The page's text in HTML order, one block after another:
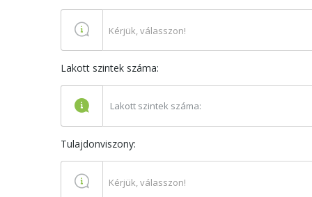
Kérjük, válasszon!
Lakott szintek száma:
Tulajdonviszony:
Kérjük, válasszon!